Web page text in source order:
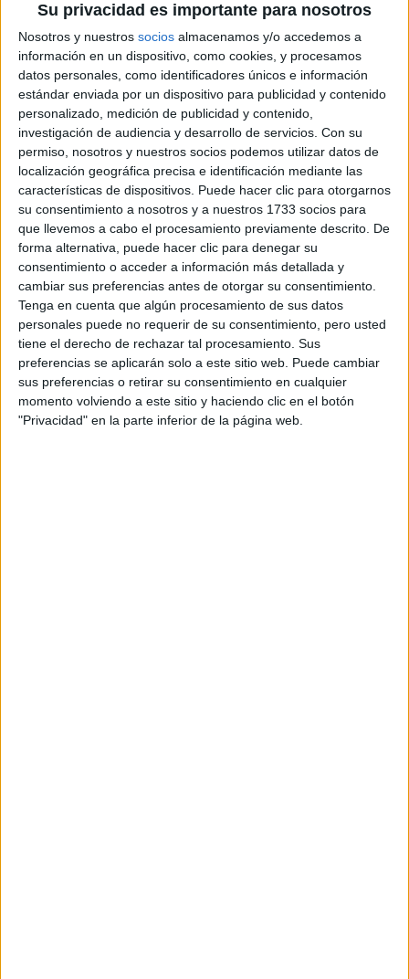
Su privacidad es importante para nosotros
Nosotros y nuestros socios almacenamos y/o accedemos a
información en un dispositivo, como cookies, y procesamos
datos personales, como identificadores únicos e información
estándar enviada por un dispositivo para publicidad y contenido
personalizado, medición de publicidad y contenido,
investigación de audiencia y desarrollo de servicios. Con su
permiso, nosotros y nuestros socios podemos utilizar datos de
localización geográfica precisa e identificación mediante las
características de dispositivos. Puede hacer clic para otorgarnos
su consentimiento a nosotros y a nuestros 1733 socios para
que llevemos a cabo el procesamiento previamente descrito. De
forma alternativa, puede hacer clic para denegar su
consentimiento o acceder a información más detallada y
cambiar sus preferencias antes de otorgar su consentimiento.
Tenga en cuenta que algún procesamiento de sus datos
personales puede no requerir de su consentimiento, pero usted
tiene el derecho de rechazar tal procesamiento. Sus
preferencias se aplicarán solo a este sitio web. Puede cambiar
sus preferencias o retirar su consentimiento en cualquier
momento volviendo a este sitio y haciendo clic en el botón
"Privacidad" en la parte inferior de la página web.
Rallyes
WRC
S-CER
ERC
CERA
CERT
Internacionales
Campeonatos Autonómicos
Históricos
Dakar
RallyCross
Circuitos
F1
Fórmula E
F2 / F3 / F4
Resistencia
Indycar
Otros